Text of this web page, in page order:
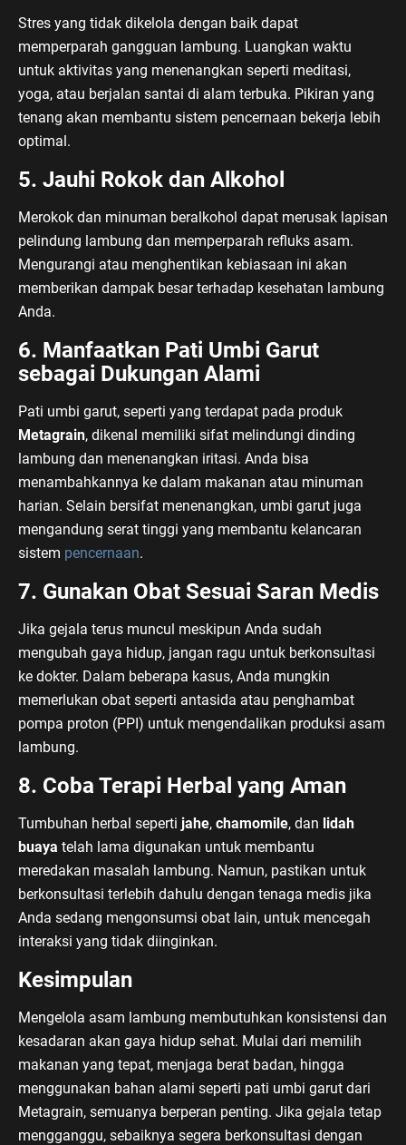
Stres yang tidak dikelola dengan baik dapat
memperparah gangguan lambung. Luangkan waktu
untuk aktivitas yang menenangkan seperti meditasi,
yoga, atau berjalan santai di alam terbuka. Pikiran yang
tenang akan membantu sistem pencernaan bekerja lebih
optimal.
5. Jauhi Rokok dan Alkohol
Merokok dan minuman beralkohol dapat merusak lapisan
pelindung lambung dan memperparah refluks asam.
Mengurangi atau menghentikan kebiasaan ini akan
memberikan dampak besar terhadap kesehatan lambung
Anda.
6. Manfaatkan Pati Umbi Garut
sebagai Dukungan Alami
Pati umbi garut, seperti yang terdapat pada produk
Metagrain, dikenal memiliki sifat melindungi dinding
lambung dan menenangkan iritasi. Anda bisa
menambahkannya ke dalam makanan atau minuman
harian. Selain bersifat menenangkan, umbi garut juga
mengandung serat tinggi yang membantu kelancaran
sistem pencernaan.
7. Gunakan Obat Sesuai Saran Medis
Jika gejala terus muncul meskipun Anda sudah
mengubah gaya hidup, jangan ragu untuk berkonsultasi
ke dokter. Dalam beberapa kasus, Anda mungkin
memerlukan obat seperti antasida atau penghambat
pompa proton (PPI) untuk mengendalikan produksi asam
lambung.
8. Coba Terapi Herbal yang Aman
Tumbuhan herbal seperti jahe, chamomile, dan lidah
buaya telah lama digunakan untuk membantu
meredakan masalah lambung. Namun, pastikan untuk
berkonsultasi terlebih dahulu dengan tenaga medis jika
Anda sedang mengonsumsi obat lain, untuk mencegah
interaksi yang tidak diinginkan.
Kesimpulan
Mengelola asam lambung membutuhkan konsistensi dan
kesadaran akan gaya hidup sehat. Mulai dari memilih
makanan yang tepat, menjaga berat badan, hingga
menggunakan bahan alami seperti pati umbi garut dari
Metagrain, semuanya berperan penting. Jika gejala tetap
mengganggu, sebaiknya segera berkonsultasi dengan